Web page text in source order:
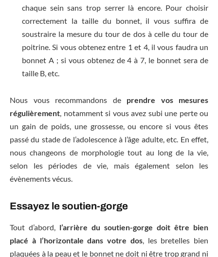
chaque sein sans trop serrer là encore. Pour choisir
correctement la taille du bonnet, il vous suffira de
soustraire la mesure du tour de dos à celle du tour de
poitrine. Si vous obtenez entre 1 et 4, il vous faudra un
bonnet A ; si vous obtenez de 4 à 7, le bonnet sera de
taille B, etc.
Nous vous recommandons de prendre vos mesures
régulièrement, notamment si vous avez subi une perte ou
un gain de poids, une grossesse, ou encore si vous êtes
passé du stade de l’adolescence à l’âge adulte, etc. En effet,
nous changeons de morphologie tout au long de la vie,
selon les périodes de vie, mais également selon les
évènements vécus.
Essayez le soutien-gorge
Tout d’abord, l’arrière du soutien-gorge doit être bien
placé à l’horizontale dans votre dos, les bretelles bien
plaquées à la peau et le bonnet ne doit ni être trop grand ni